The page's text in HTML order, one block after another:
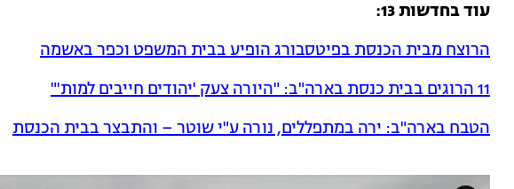
עוד בחדשות 13:
הרוצח מבית הכנסת בפיטסבורג הופיע בבית המשפט וכפר באשמה
11 הרוגים בבית כנסת בארה"ב: "היורה צעק 'יהודים חייבים למות'"
הטבח בארה"ב: ירה במתפללים, נורה ע"י שוטר – והתבצר בבית הכנסת